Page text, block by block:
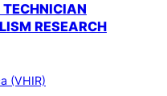
TECHNICIAN
RESEARCH
(VHIR)